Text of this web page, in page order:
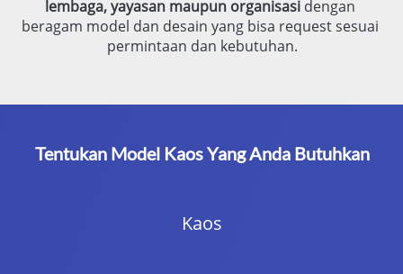
lembaga, yayasan maupun organisasi dengan
beragam model dan desain yang bisa request sesuai
permintaan dan kebutuhan.
Tentukan Model Kaos Yang Anda Butuhkan
Kaos